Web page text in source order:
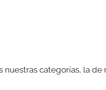
categorías, la de